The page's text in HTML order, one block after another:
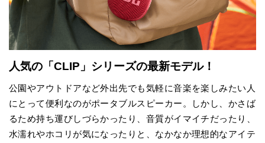
人気の「CLIP」シリーズの最新モデル！
公園やアウトドアなど外出先でも気軽に音楽を楽しみたい人
にとって便利なのがポータブルスピーカー。しかし、かさば
るため持ち運びしづらかったり、音質がイマイチだったり、
水濡れやホコリが気になったりと、なかなか理想的なアイテ